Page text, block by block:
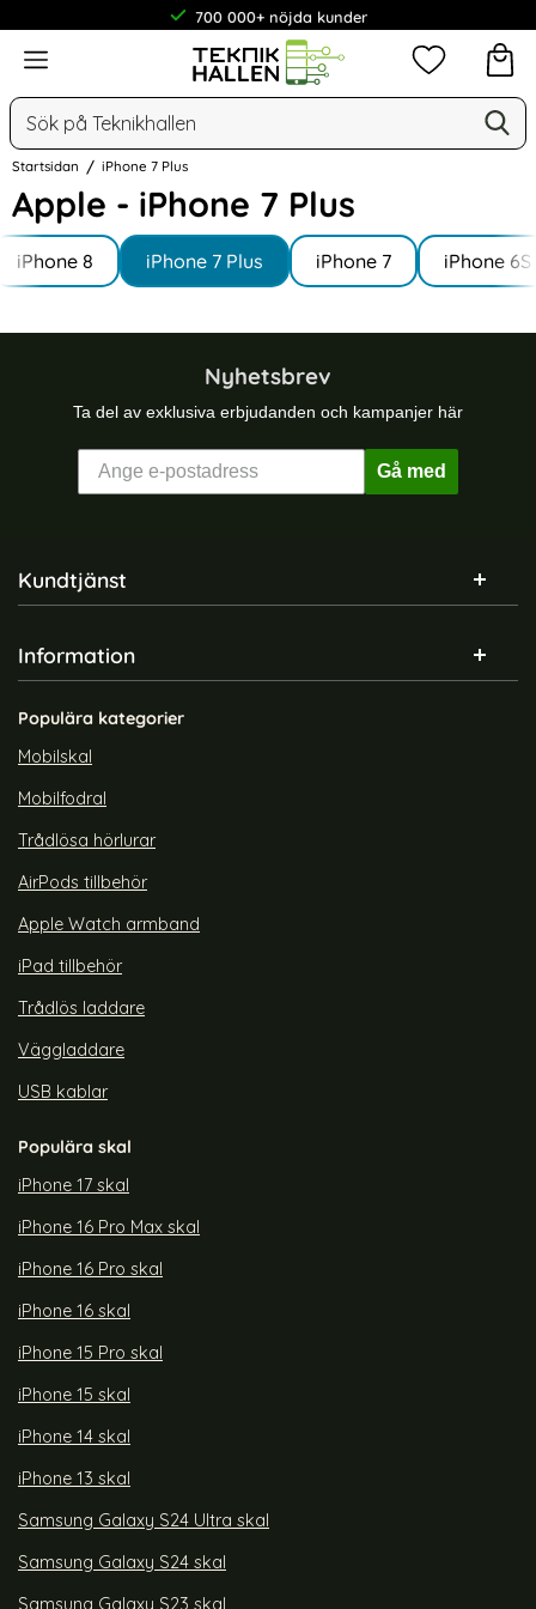
700 000+ nöjda kunder
Meny
Sök
Mina
Startsidan iPhone 7 Plus
Apple - iPhone 7 Plus
Hoppa
produkter
Underkategorier
iPhone 8 iPhone 7 Plus iPhone 7 iPhone
Nyhetsbrev
Ta del av exklusiva erbjudanden och kampanjer här
Gå med
Sidfot Blandad info och länkar
Kundtjänst
Information
Populära kategorier
Mobilskal
Mobilfodral
Trådlösa hörlurar
AirPods tillbehör
Apple Watch armband
iPad tillbehör
Trådlös laddare
Väggladdare
USB kablar
Populära skal
iPhone 17 skal
iPhone 16 Pro Max skal
iPhone 16 Pro skal
iPhone 16 skal
iPhone 15 Pro skal
iPhone 15 skal
iPhone 14 skal
iPhone 13 skal
Samsung Galaxy S24 Ultra skal
Samsung Galaxy S24 skal
Samsung Galaxy S23 skal